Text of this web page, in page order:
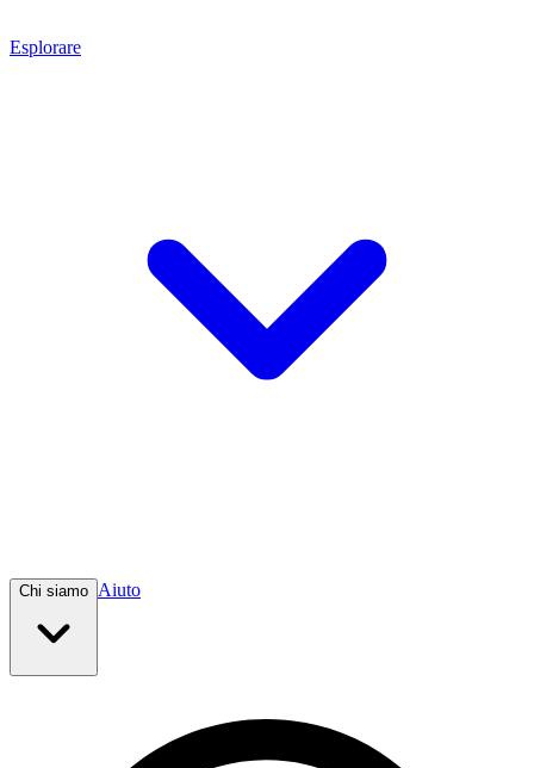
Esplorare
Chi siamo Aiuto